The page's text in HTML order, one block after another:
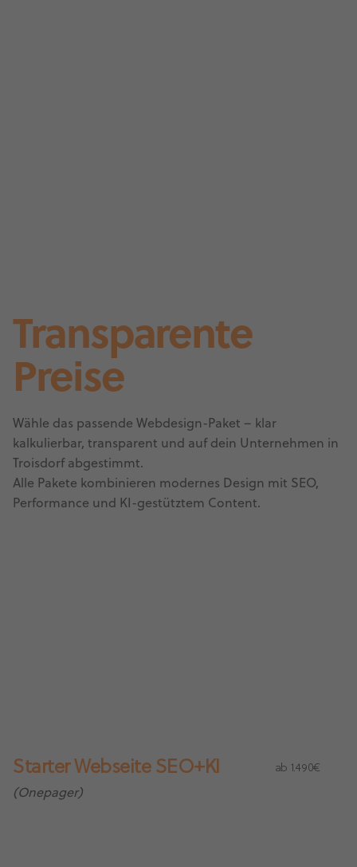
Transparente
Preise
Wähle das passende Webdesign-Paket – klar
kalkulierbar, transparent und auf dein Unternehmen in
Troisdorf abgestimmt.
Alle Pakete kombinieren modernes Design mit SEO,
Performance und KI-gestütztem Content.
Starter Webseite SEO+KI ab 1.490€
(Onepager)